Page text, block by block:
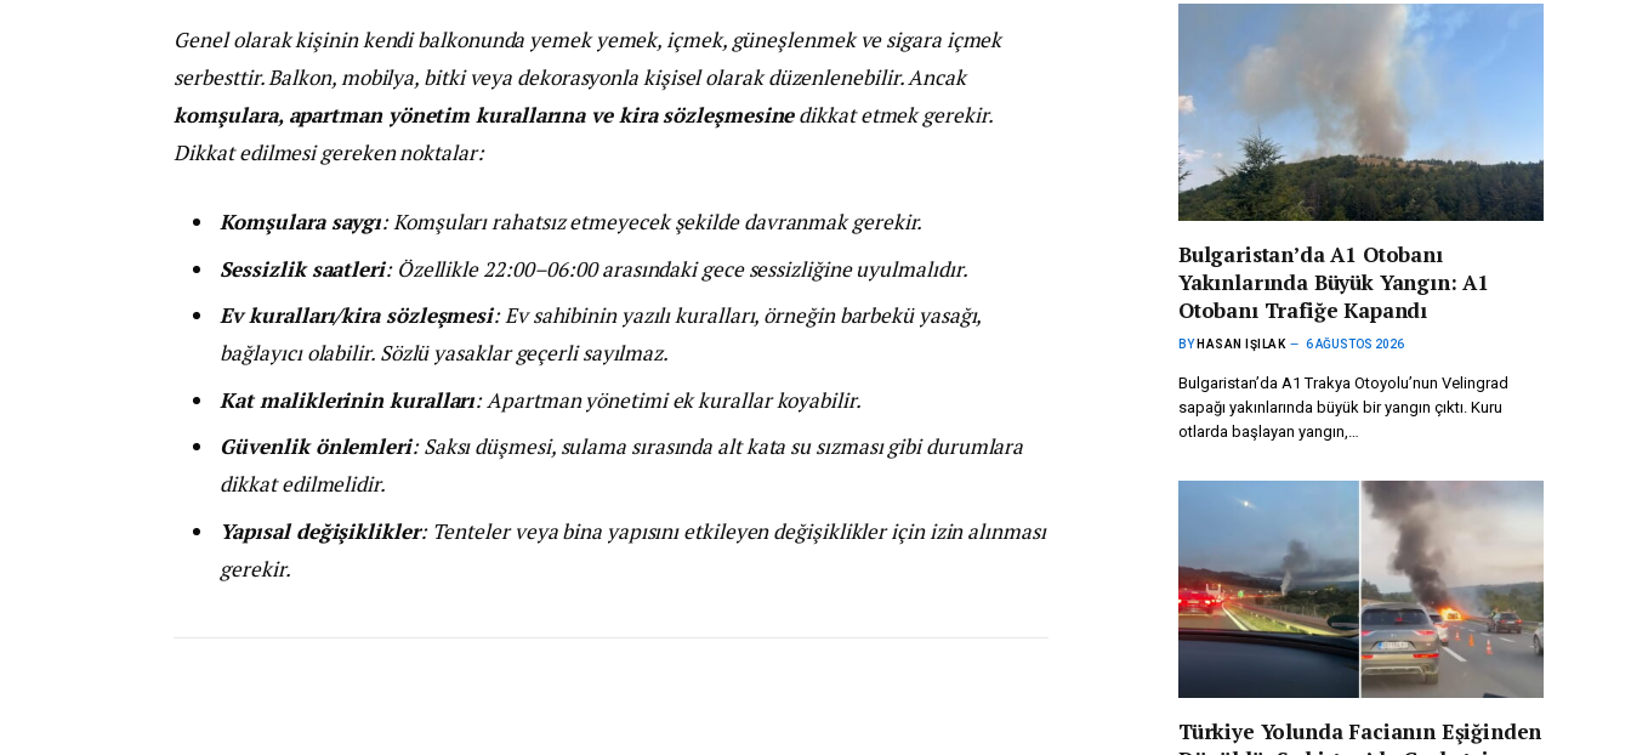
Genel olarak kişinin kendi balkonunda yemek yemek, içmek, güneşlenmek ve sigara içmek
serbesttir. Balkon, mobilya, bitki veya dekorasyonla kişisel olarak düzenlenebilir. Ancak
komşulara, apartman yönetim kurallarına ve kira sözleşmesinedikkat etmek gerekir.
Dikkat edilmesi gereken noktalar:
Komşulara saygı: Komşuları rahatsız etmeyecek şekilde davranmak gerekir.
Sessizlik saatleri: Özellikle 22:00–06:00 arasındaki gece sessizliğine uyulmalıdır.
Ev kuralları/kira sözleşmesi: Ev sahibinin yazılı kuralları, örneğin barbekü yasağı,
bağlayıcı olabilir. Sözlü yasaklar geçerli sayılmaz.
Kat maliklerinin kuralları: Apartman yönetimi ek kurallar koyabilir.
Güvenlik önlemleri: Saksı düşmesi, sulama sırasında alt kata su sızması gibi durumlara
dikkat edilmelidir.
Yapısal değişiklikler: Tenteler veya bina yapısını etkileyen değişiklikler için izin alınması
gerekir.
Bulgaristan’da A1 Otobanı
Yakınlarında Büyük Yangın: A1
Otobanı Trafiğe Kapandı
BY HASAN IŞILAK 6 AĞUSTOS 2026
Bulgaristan’da A1 Trakya Otoyolu’nun Velingrad
sapağı yakınlarında büyük bir yangın çıktı. Kuru
otlarda başlayan yangın,…
Türkiye Yolunda Facianın Eşiğinden